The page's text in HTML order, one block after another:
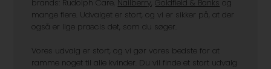
brands: Rudolph Care, Nailberry,Goldfield & Banks og
mange flere. Udvalget er stort, og vi er sikker på, at der
også er lige præcis det, som du søger.
Vores udvalg er stort, og vi gør vores bedste for at
ramme noget til alle kvinder. Du vil finde et stort udvalg